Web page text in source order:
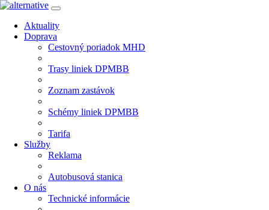
Aktuality
Doprava
Cestovný poriadok MHD
Trasy liniek DPMBB
Zoznam zastávok
Schémy liniek DPMBB
Tarifa
Služby
Reklama
Autobusová stanica
O nás
Technické informácie